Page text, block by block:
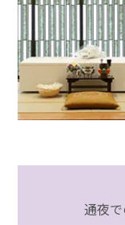
通夜